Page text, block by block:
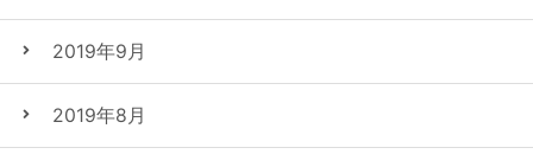
2019年9月
2019年8月